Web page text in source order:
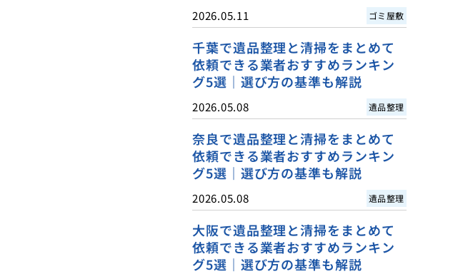
2026.05.11 ゴミ屋敷
千葉で遺品整理と清掃をまとめて
依頼できる業者おすすめランキン
グ5選｜選び方の基準も解説
2026.05.08 遺品整理
奈良で遺品整理と清掃をまとめて
依頼できる業者おすすめランキン
グ5選｜選び方の基準も解説
2026.05.08 遺品整理
大阪で遺品整理と清掃をまとめて
依頼できる業者おすすめランキン
グ5選｜選び方の基準も解説